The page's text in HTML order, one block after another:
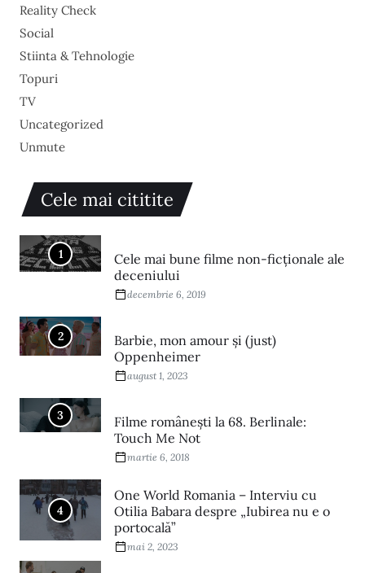
Reality Check
Social
Stiinta & Tehnologie
Topuri
TV
Uncategorized
Unmute
Cele mai cititite
1
Cele mai bune filme non-ficționale ale
deceniului
decembrie 6, 2019
2
Barbie, mon amour și (just)
Oppenheimer
august 1, 2023
3
Filme româneşti la 68. Berlinale:
Touch Me Not
martie 6, 2018
4
One World Romania – Interviu cu
Otilia Babara despre „Iubirea nu e o
portocală”
mai 2, 2023